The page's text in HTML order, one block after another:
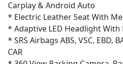
Carplay & Android Auto
* Electric Leather Seat With
* Adaptive LED Headlight With
* SRS Airbags ABS, VSC, EBD,
CAR